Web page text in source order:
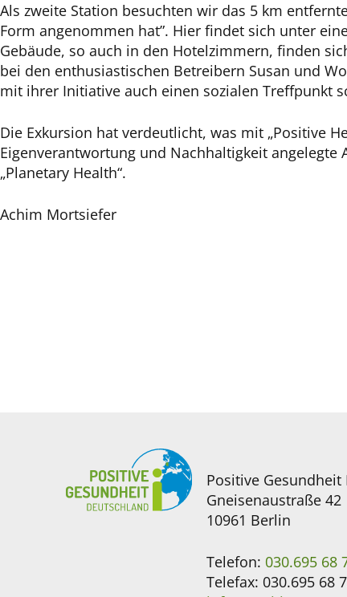
Als zweite Station besuchten wir das 5 km
Form angenommen hat”. Hier findet sich unter
Gebäude, so auch in den Hotelzimmern, finden
bei den enthusiastischen Betreibern Susan und
mit ihrer Initiative auch einen sozialen Treffpunkt
Die Exkursion hat verdeutlicht, was mit „Positive
Eigenverantwortung und Nachhaltigkeit
„Planetary Health“.
Achim Mortsiefer
Positive Gesundheit
Gneisenaustraße 42
10961 Berlin
Telefon: 030.695 68
Telefax: 030.695 68